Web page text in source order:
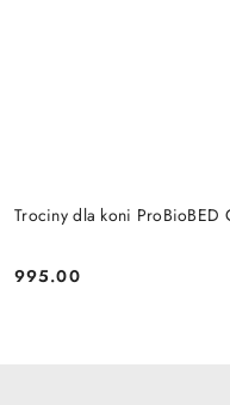
Trociny dla koni ProBioBED
Cena:
995.00